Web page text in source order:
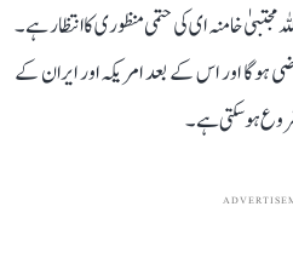
خامنہ ای کی حتمی منظوری کا انتظار ہے۔
ہوگا اور اس کے بعد امریکہ اور ایران کے
ہو سکتی ہے۔